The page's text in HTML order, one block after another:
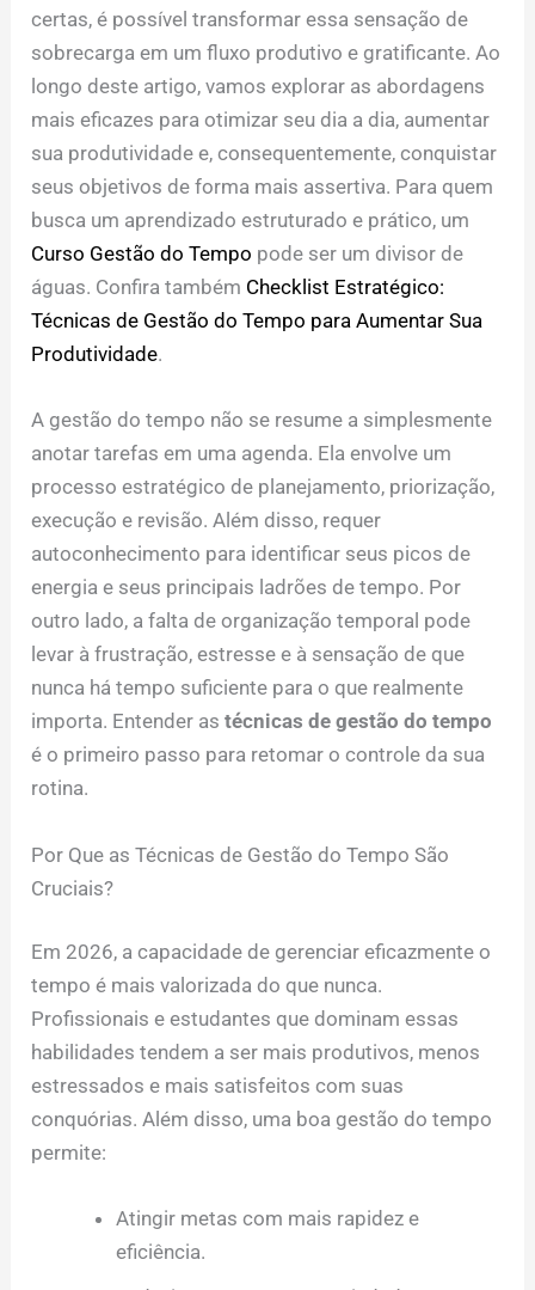
certas, é possível transformar essa sensação de
sobrecarga em um fluxo produtivo e gratificante. Ao
longo deste artigo, vamos explorar as abordagens
mais eficazes para otimizar seu dia a dia, aumentar
sua produtividade e, consequentemente, conquistar
seus objetivos de forma mais assertiva. Para quem
busca um aprendizado estruturado e prático, um
Curso Gestão do Tempo pode ser um divisor de
águas. Confira também Checklist Estratégico:
Técnicas de Gestão do Tempo para Aumentar Sua
Produtividade.
A gestão do tempo não se resume a simplesmente
anotar tarefas em uma agenda. Ela envolve um
processo estratégico de planejamento, priorização,
execução e revisão. Além disso, requer
autoconhecimento para identificar seus picos de
energia e seus principais ladrões de tempo. Por
outro lado, a falta de organização temporal pode
levar à frustração, estresse e à sensação de que
nunca há tempo suficiente para o que realmente
importa. Entender astécnicas de gestão do tempo
é o primeiro passo para retomar o controle da sua
rotina.
Por Que as Técnicas de Gestão do Tempo São
Cruciais?
Em 2026, a capacidade de gerenciar eficazmente o
tempo é mais valorizada do que nunca.
Profissionais e estudantes que dominam essas
habilidades tendem a ser mais produtivos, menos
estressados e mais satisfeitos com suas
conquórias. Além disso, uma boa gestão do tempo
permite:
Atingir metas com mais rapidez e
eficiência.